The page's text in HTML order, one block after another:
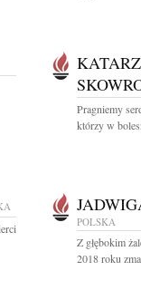
Pragniemy
którzy w
POLSKA
Z głębokim
2018 roku